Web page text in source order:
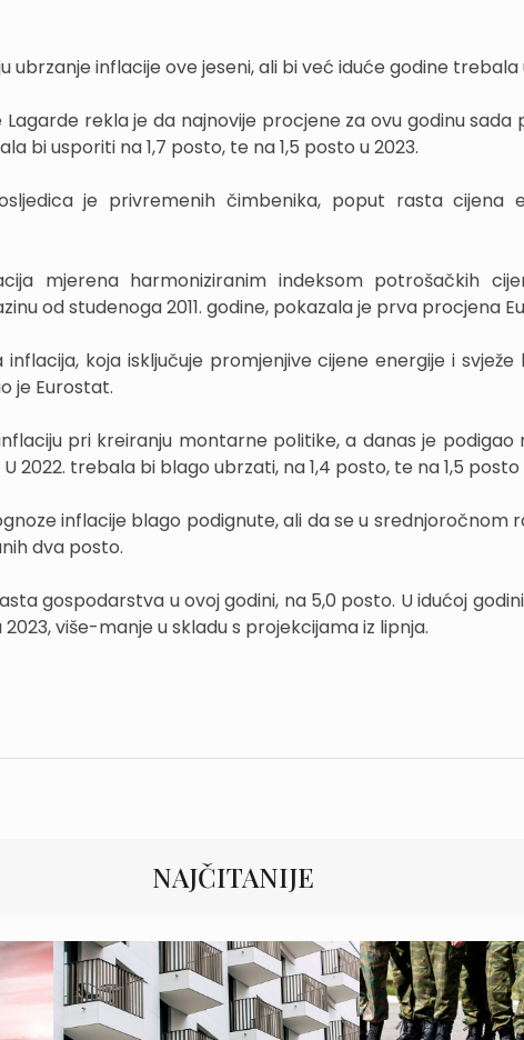
ubrzanje inflacije ove jeseni, ali bi već iduće godine
rekla je da najnovije procjene za ovu godinu sada
bi usporiti na 1,7 posto, te na 1,5 posto u 2023.
je privremenih čimbenika, poput rasta cijena
mjerena harmoniziranim indeksom potrošačkih
od studenoga 2011. godine, pokazala je prva procjena
koja isključuje promjenjive cijene energije i svježe
je Eurostat.
pri kreiranju montarne politike, a danas je podigao
2022. trebala bi blago ubrzati, na 1,4 posto, te na 1,5 posto
inflacije blago podignute, ali da se u srednjoročnom
dva posto.
gospodarstva u ovoj godini, na 5,0 posto. U idućoj
više-manje u skladu s projekcijama iz lipnja.
NAJČITANIJE